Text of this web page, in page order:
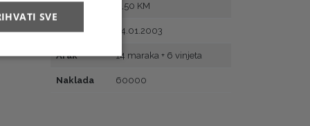
0,50 KM
Prvi dan 24.01.2003
Arak 14 maraka + 6 vinjeta
Naklada 60000
SVE